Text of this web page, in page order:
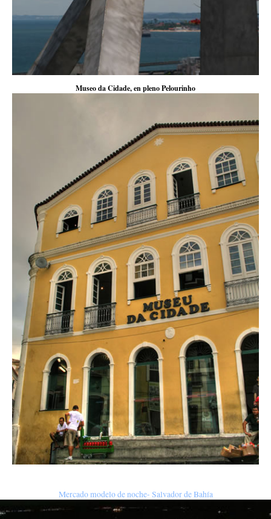
Museo da Cidade, en pleno Pelourinho
Mercado modelo de noche- Salvador de Bahía